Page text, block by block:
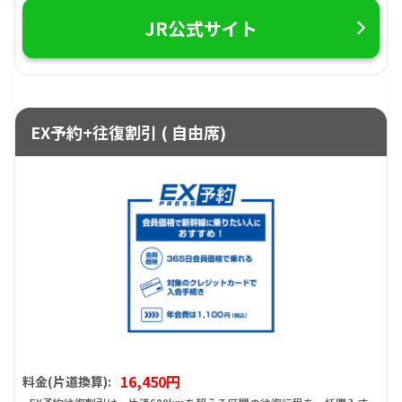
JR公式サイト
EX予約+往復割引 ( 自由席)
料金(片道換算): 16,450円